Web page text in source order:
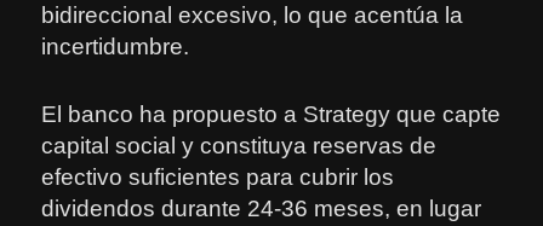
bidireccional excesivo, lo que acentúa la
incertidumbre.
El banco ha propuesto a Strategy que capte
capital social y constituya reservas de
efectivo suficientes para cubrir los
dividendos durante 24-36 meses, en lugar